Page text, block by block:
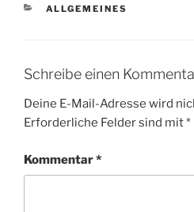
KATEGORIEN
ALLGEMEINES
Schreibe einen
Deine E-Mail-Adresse wird
Erforderliche Felder sind mit*
Kommentar*